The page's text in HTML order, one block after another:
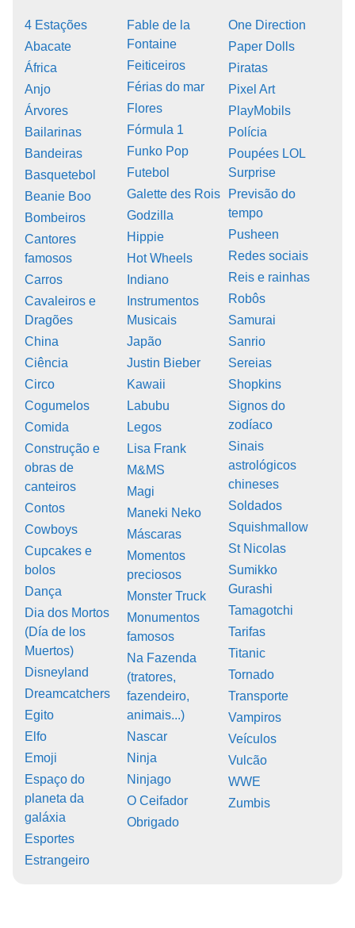
4 Estações
Abacate
África
Anjo
Árvores
Bailarinas
Bandeiras
Basquetebol
Beanie Boo
Bombeiros
Cantores
famosos
Carros
Cavaleiros e
Dragões
China
Ciência
Circo
Cogumelos
Comida
Construção e
obras de
canteiros
Contos
Cowboys
Cupcakes e
bolos
Dança
Dia dos Mortos
(Día de los
Muertos)
Disneyland
Dreamcatchers
Egito
Elfo
Emoji
Espaço do
planeta da
galáxia
Esportes
Estrangeiro
Fable de la
Fontaine
Feiticeiros
Férias do mar
Flores
Fórmula 1
Funko Pop
Futebol
Galette des Rois
Godzilla
Hippie
Hot Wheels
Indiano
Instrumentos
Musicais
Japão
Justin Bieber
Kawaii
Labubu
Legos
Lisa Frank
M&MS
Magi
Maneki Neko
Máscaras
Momentos
preciosos
Monster Truck
Monumentos
famosos
Na Fazenda
(tratores,
fazendeiro,
animais...)
Nascar
Ninja
Ninjago
O Ceifador
Obrigado
One Direction
Paper Dolls
Piratas
Pixel Art
PlayMobils
Polícia
Poupées LOL
Surprise
Previsão do
tempo
Pusheen
Redes sociais
Reis e rainhas
Robôs
Samurai
Sanrio
Sereias
Shopkins
Signos do
zodíaco
Sinais
astrológicos
chineses
Soldados
Squishmallow
St Nicolas
Sumikko
Gurashi
Tamagotchi
Tarifas
Titanic
Tornado
Transporte
Vampiros
Veículos
Vulcão
WWE
Zumbis